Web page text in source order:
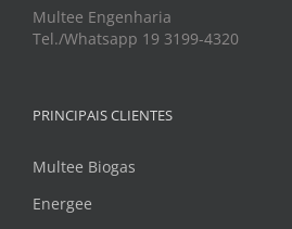
Multee Engenharia
Tel./Whatsapp 19 3199-4320
PRINCIPAIS CLIENTES
Multee Biogas
Energee